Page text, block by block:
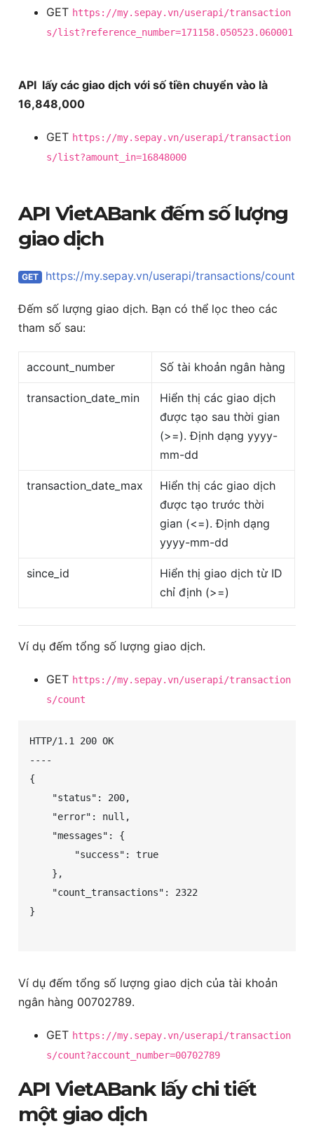
GET https://my.sepay.vn/userapi/transaction
s/list?reference_number=171158.050523.060001
API lấy các giao dịch với số tiền chuyển vào là
16,848,000
GET https://my.sepay.vn/userapi/transaction
s/list?amount_in=16848000
API VietABank đếm số lượng
giao dịch
GET https://my.sepay.vn/userapi/transactions/count
Đếm số lượng giao dịch. Bạn có thể lọc theo các
tham số sau:
account_number Số tài khoản ngân hàng
transaction_date_min
Hiển thị các giao dịch
được tạo sau thời gian
(>=). Định dạng yyyy-
mm-dd
transaction_date_max
Hiển thị các giao dịch
được tạo trước thời
gian (<=). Định dạng
yyyy-mm-dd
since_id
Hiển thị giao dịch từ ID
chỉ định (>=)
Ví dụ đếm tổng số lượng giao dịch.
GET https://my.sepay.vn/userapi/transaction
s/count
HTTP/1.1 200 OK
----
{
    "status": 200,
    "error": null,
    "messages": {
        "success": true
    },
    "count_transactions": 2322
}
Ví dụ đếm tổng số lượng giao dịch của tài khoản
ngân hàng 00702789.
GET https://my.sepay.vn/userapi/transaction
s/count?account_number=00702789
API VietABank lấy chi tiết
một giao dịch